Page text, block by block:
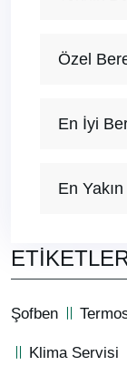
Özel
En İyi
En
Şofben
Klima Servisi